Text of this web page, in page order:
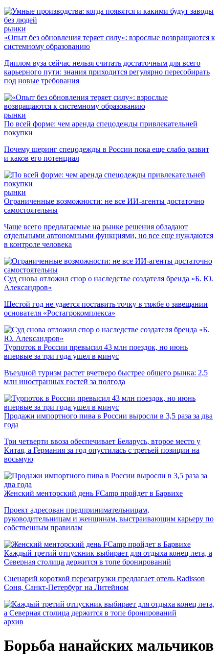
рынки
«Опыт без обновления теряет силу»: взрослые возвращаются к
системному образованию
Диплом вуза сейчас нельзя считать достаточным для всего
карьерного пути: знания приходится регулярно пересобирать
под новые требования
рынки
По всей форме: чем аренда спецодежды привлекательней
покупки
Почему шеринг спецодежды в России пока еще слабо развит
и каков его потенциал
рынки
Ограниченные возможности: не все ИИ-агенты достаточно
самостоятельны
Чаще всего предлагаемые на рынке решения обладают
отдельными автономными функциями, но все еще нуждаются
в контроле человека
Суд снова отложил спор о наследстве создателя бренда «Б. Ю.
Александров»
Шестой год не удается поставить точку в тяжбе о завещании
основателя «Ростагрокомплекса»
Турпоток в России превысил 43 млн поездок, но июнь
впервые за три года ушел в минус
Въездной туризм растет вчетверо быстрее общего рынка: 2,5
млн иностранных гостей за полгода
Продажи импортного пива в России выросли в 3,5 раза за два
года
Три четверти ввоза обеспечивает Беларусь, второе место у
Китая, а Германия за год опустилась с третьей позиции на
восьмую
Женский менторский день FCamp пройдет в Барвихе
Проект адресован предпринимательницам,
руководительницам и женщинам, выстраивающим карьеру по
собственным правилам
Каждый третий отпускник выбирает для отдыха конец лета, а
Северная столица держится в топе бронирований
Сценарий короткой перезагрузки предлагает отель Radisson
Соня, Санкт-Петербург на Литейном
архив
Борьба нанайских мальчиков